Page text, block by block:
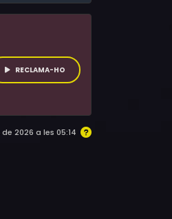
RECLAMA-HO
2026 a les 05:14